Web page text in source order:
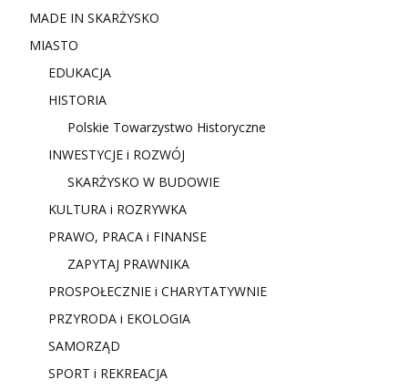
MADE IN SKARŻYSKO
MIASTO
EDUKACJA
HISTORIA
Polskie Towarzystwo Historyczne
INWESTYCJE i ROZWÓJ
SKARŻYSKO W BUDOWIE
KULTURA i ROZRYWKA
PRAWO, PRACA i FINANSE
ZAPYTAJ PRAWNIKA
PROSPOŁECZNIE i CHARYTATYWNIE
PRZYRODA i EKOLOGIA
SAMORZĄD
SPORT i REKREACJA